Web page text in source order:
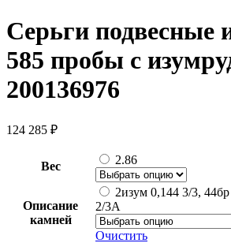
Серьги подвесные
585 пробы с
200136976
124 285 ₽
Вес 2.86
Описание
камней
2изум 0,144 3/3,
2/3А
Очистить